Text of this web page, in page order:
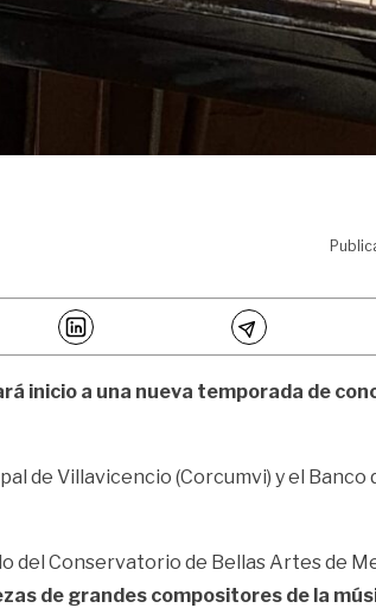
inicio a una nueva temporada de
de Villavicencio (Corcumvi) y el Banco
del Conservatorio de Bellas Artes de
de grandes compositores de la